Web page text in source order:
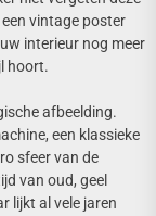
vintage poster
interieur nog meer
hoort.
afbeelding.
een klassieke
sfeer van de
van oud, geel
lijkt al vele jaren